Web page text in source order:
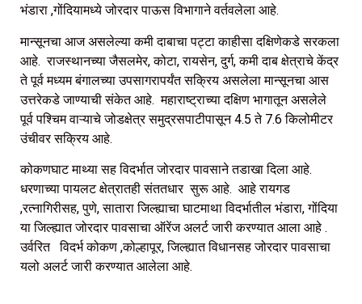
भंडारा ,गोंदियामध्ये जोरदार पाऊस विभागाने वर्तवलेला आहे.
मान्सूनचा आज असलेल्या कमी दाबाचा पट्टा काहीसा दक्षिणेकडे सरकला
आहे. राजस्थानच्या जैसलमेर, कोटा, रायसेन, दुर्ग, कमी दाब क्षेत्राचे केंद्र
ते पूर्व मध्यम बंगालच्या उपसागरापर्यंत सक्रिय असलेला मान्सूनचा आस
उत्तरेकडे जाण्याची संकेत आहे. महाराष्ट्राच्या दक्षिण भागातून असलेले
पूर्व पश्चिम वाऱ्याचे जोडक्षेत्र समुद्रसपाटीपासून 4.5 ते 7.6 किलोमीटर
उंचीवर सक्रिय आहे.
कोकणघाट माथ्या सह विदर्भात जोरदार पावसाने तडाखा दिला आहे.
धरणाच्या पायलट क्षेत्रातही संततधार सुरू आहे. आहे रायगड
,रत्नागिरीसह, पुणे, सातारा जिल्ह्याचा घाटमाथा विदर्भातील भंडारा, गोंदिया
या जिल्ह्यात जोरदार पावसाचा ऑरेंज अलर्ट जारी करण्यात आला आहे .
उर्वरित विदर्भ कोकण ,कोल्हापूर, जिल्ह्यात विधानसह जोरदार पावसाचा
यलो अलर्ट जारी करण्यात आलेला आहे.